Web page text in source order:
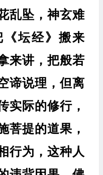
乱坠，神玄难
坛经》搬来
来讲，把般若
谛说理，但离
实际的修行，
菩提的道果，
行为，这种人